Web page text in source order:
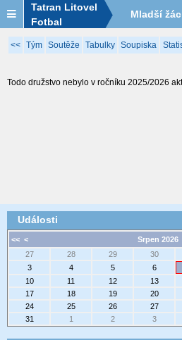
Tatran Litovel
Fotbal
Mladší
<< Tým Soutěže Tabulky Soupiska
Todo družstvo nebylo v ročníku 2025/2026
Události
<< <
Srpen 2026
27
28 29 30
3
4 5 6
10
11 12 13
17
18 19 20
24
25 26 27
31
1 2 3